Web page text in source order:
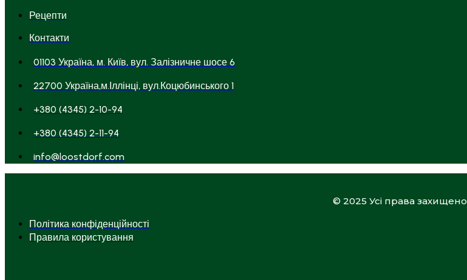
Рецепти
Контакти
01103 Україна, м. Київ, вул. Залізничне шосе 6
22700 Україна,м.Іллінці, вул.Коцюбинського 1
+380 (4345) 2-10-94
+380 (4345) 2-11-94
info@loostdorf.com
© 2025 Усі права захищено
Політика конфіденційності
Правила користування